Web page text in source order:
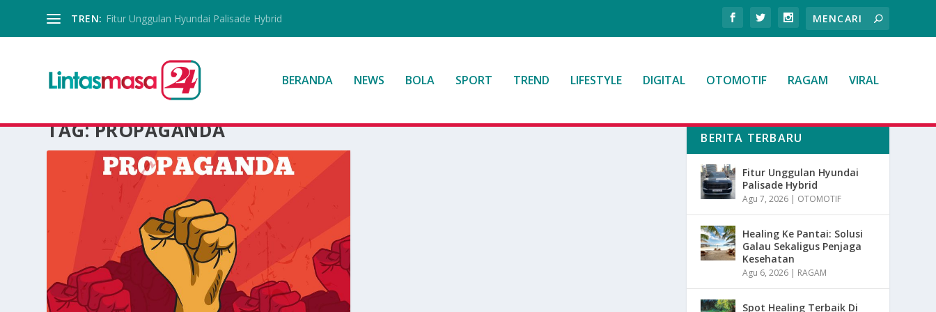
TREN: Fitur Unggulan Hyundai Palisade Hybrid
BERANDA NEWS BOLA SPORT TREND LIFESTYLE DIGITAL OTOMOTIF RAGAM VIRAL
TAG:PROPAGANDA BERITA TERBARU
Fitur Unggulan Hyundai
Palisade Hybrid
Agu 7, 2026 | OTOMOTIF
Healing Ke Pantai: Solusi
Galau Sekaligus Penjaga
Kesehatan
Agu 6, 2026 | RAGAM
Spot Healing Terbaik Di